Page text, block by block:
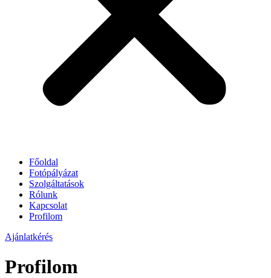
Főoldal
Fotópályázat
Szolgáltatások
Rólunk
Kapcsolat
Profilom
Ajánlatkérés
Profilom